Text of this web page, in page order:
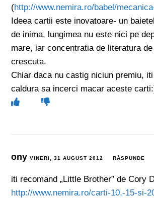
(http://www.nemira.ro/babel/
Ideea cartii este inovatoare- un
de inima, lungimea nu este nici pe
mare, iar concentratia de literatura
crescuta.
Chiar daca nu castig niciun premiu,
caldura sa incerci macar aceste
onyVINERI, 31 AUGUST 2012 RĂSPUNDE
iti recomand „Little Brother” de Cory
http://www.nemira.ro/carti-10,-15-si-